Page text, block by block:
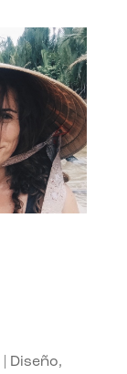
Diseño,